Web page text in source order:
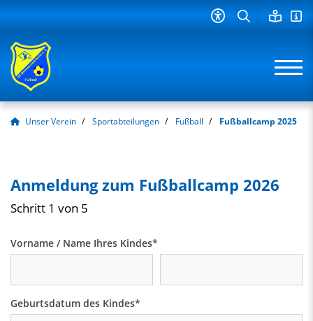
Unser Verein Sportabteilungen Fußball Fußballcamp 2025
Anmeldung zum Fußballcamp 2026
Schritt 1 von 5
Vorname / Name Ihres Kindes*
Geburtsdatum des Kindes*